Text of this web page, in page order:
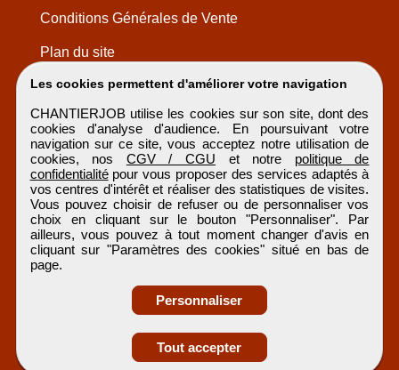
Obtenir ses
coordonnées
Les cookies permettent d'améliorer votre navigation
CHANTIERJOB utilise les cookies sur son site, dont des
cookies d'analyse d'audience. En poursuivant votre
navigation sur ce site, vous acceptez notre utilisation de
cookies, nos CGV / CGU et notre politique de
confidentialitépour vous proposer des services adaptés à
vos centres d'intérêt et réaliser des statistiques de visites.
Vous pouvez choisir de refuser ou de personnaliser vos
choix en cliquant sur le bouton "Personnaliser". Par
ailleurs, vous pouvez à tout moment changer d'avis en
cliquant sur "Paramètres des cookies" situé en bas de
page.
Personnaliser
Tout accepter
Conditions Générales de Vente
Plan du site
CHANTIERJOB